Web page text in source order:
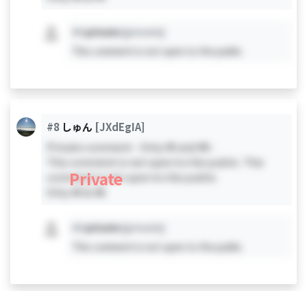
private [private]
This comment is not open to the public.
#8しゅん [JXdEgIA]
Private comment - Only #0 and #8 -
This comment is not open to the public. This
comment is not open to the public.
Private
private [private]
This comment is not open to the public.